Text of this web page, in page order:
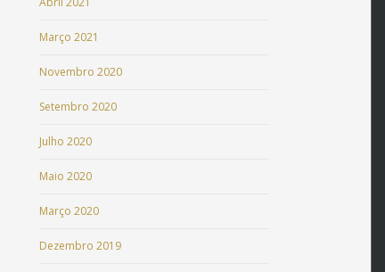
Março 2021
Novembro 2020
Setembro 2020
Julho 2020
Maio 2020
Março 2020
Dezembro 2019